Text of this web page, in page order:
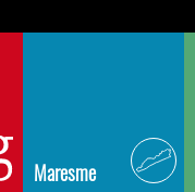
Maresme